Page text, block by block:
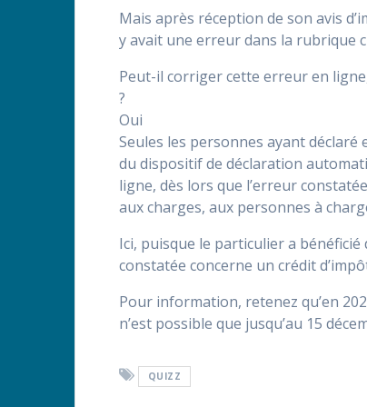
Mais après réception de son avis
y avait une erreur dans la rubrique
Peut-il corriger cette erreur en
?
Oui
Seules les personnes ayant
du dispositif de déclaration
ligne, dès lors que l’erreur
aux charges, aux personnes à
Ici, puisque le particulier a
constatée concerne un crédit
Pour information, retenez qu’en
n’est possible que jusqu’au 15
QUIZZ